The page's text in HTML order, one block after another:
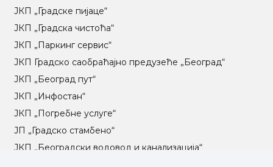
ЈКП „Градске пијаце“
ЈКП „Градска чистоћа“
ЈКП „Паркинг сервис“
ЈКП Градско саобраћајно предузеће „Београд“
ЈКП „Београд пут“
ЈКП „Инфостан“
ЈКП „Погребне услуге“
ЈП „Градско стамбено“
ЈКП „Београдски водовод и канализација“